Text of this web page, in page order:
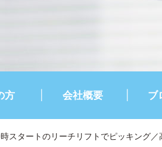
方 会社概要 ブ
スタートのリーチリフトでピッキン